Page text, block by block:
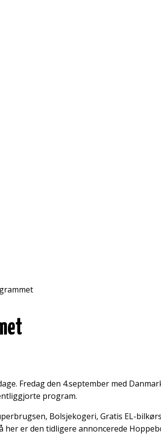
Fredag den 4.september med
program.
Bolsjekogeri, Gratis EL-
er den tidligere annoncerede